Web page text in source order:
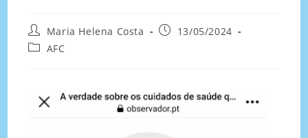
Maria Helena Costa
13/05/2024
AFC